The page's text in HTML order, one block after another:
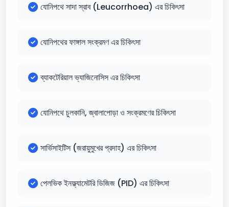
যোনিপথে সাদা স্রাব (Leucorrhoea) এর চিকিৎসা
যোনিপথের ফাঙ্গাল সংক্রমণ এর চিকিৎসা
ব্যাকটেরিয়াল ভ্যাজিনোসিস এর চিকিৎসা
যোনিপথে চুলকানি, জ্বালাপোড়া ও সংক্রমণের চিকিৎসা
সার্ভিসাইটিস (জরায়ুমুখের প্রদাহ) এর চিকিৎসা
পেলভিক ইনফ্ল্যামেটরি ডিজিজ (PID) এর চিকিৎসা